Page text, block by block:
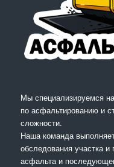
Мы специализируемся
по асфальтированию и
сложности.
Наша команда
обследования участка и
асфальта и